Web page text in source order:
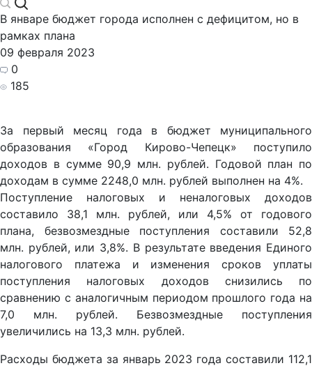
В январе бюджет города исполнен с дефицитом, но в
рамках плана
09 февраля 2023
0
185
За первый месяц года в бюджет муниципального
образования «Город Кирово-Чепецк» поступило
доходов в сумме 90,9 млн. рублей. Годовой план по
доходам в сумме 2248,0 млн. рублей выполнен на 4%.
Поступление налоговых и неналоговых доходов
составило 38,1 млн. рублей, или 4,5% от годового
плана, безвозмездные поступления составили 52,8
млн. рублей, или 3,8%. В результате введения Единого
налогового платежа и изменения сроков уплаты
поступления налоговых доходов снизились по
сравнению с аналогичным периодом прошлого года на
7,0 млн. рублей. Безвозмездные поступления
увеличились на 13,3 млн. рублей.
Расходы бюджета за январь 2023 года составили 112,1